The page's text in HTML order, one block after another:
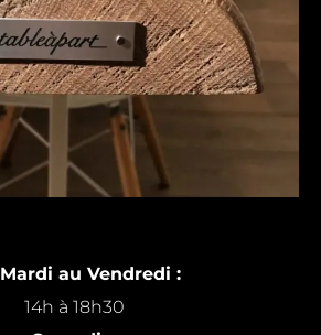
Mardi au Vendredi :
14h à 18h30